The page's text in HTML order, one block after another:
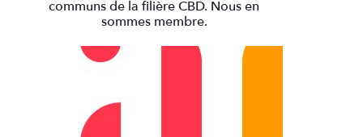
communs de la filière CBD. Nous en
sommes membre.